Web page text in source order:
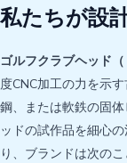
私たちが設
ゴルフクラブヘッド
度CNC加工の力を示
鋼、または軟鉄の固
ッドの試作品を細心
り、ブランドは次の